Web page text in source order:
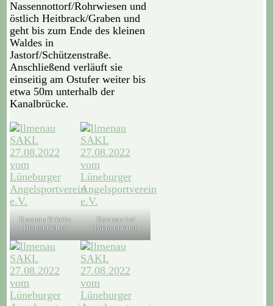
Nassennottorf/Rohrwiesen und
östlich Heitbrack/Graben und
geht bis zum Ende des kleinen
Waldes in
Jastorf/Schützenstraße.
Anschließend verläuft sie
einseitig am Ostufer weiter bis
etwa 50m unterhalb der
Kanalbrücke.
Ilmenau Brücke
Bienenbüttel
Ilmenau bei
Bienenbüttel